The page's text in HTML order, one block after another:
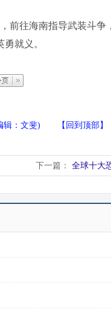
前往海南指导武装斗争
就义。
辑：文斐) 【 回到顶部】
下一篇： 全球十大